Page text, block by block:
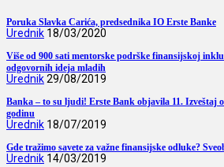
Poruka Slavka Carića, predsednika IO Erste Banke
Urednik 18/03/2020
Više od 900 sati mentorske podrške finansijskoj
odgovornih ideja mladih
Urednik29/08/2019
Banka – to su ljudi! Erste Bank objavila 11. Izveštaj
godinu
Urednik 18/07/2019
Gde tražimo savete za važne finansijske odluke?
Urednik 14/03/2019